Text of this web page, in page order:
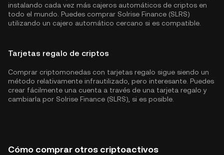
instalando cada vez más cajeros automáticos de criptos en
todo el mundo. Puedes comprar Solrise Finance (SLRS)
utilizando un cajero automático cercano si es compatible.
Tarjetas regalo de criptos
Comprar criptomonedas con tarjetas regalo sigue siendo un
método relativamente infrautilizado, pero interesante. Puedes
crear fácilmente una cuenta a través de una tarjeta regalo y
cambiarla por Solrise Finance (SLRS), si es posible.
Cómo comprar otros criptoactivos